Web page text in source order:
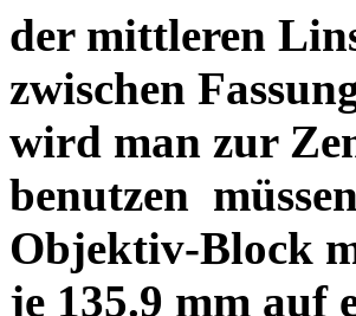
der mittleren
zwischen
wird man zur
benutzen
Objektiv-Block
je 135.9 mm auf